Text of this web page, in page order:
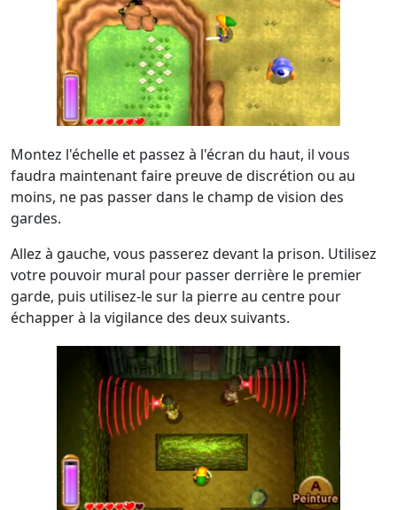
Montez l'échelle et passez à l'écran du haut, il vous
faudra maintenant faire preuve de discrétion ou au
moins, ne pas passer dans le champ de vision des
gardes.
Allez à gauche, vous passerez devant la prison. Utilisez
votre pouvoir mural pour passer derrière le premier
garde, puis utilisez-le sur la pierre au centre pour
échapper à la vigilance des deux suivants.